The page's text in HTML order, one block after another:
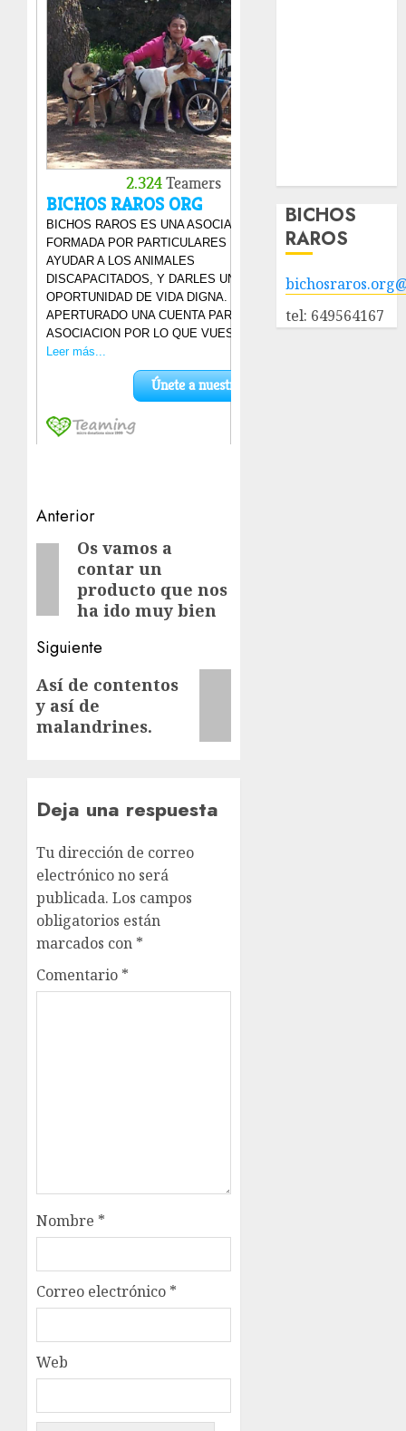
Navegación
de
entradas
Anterior
Entrada
anterior:
Os vamos a
contar un
producto que nos
ha ido muy bien
Siguiente
Siguiente
entrada:
Así de contentos
y así de
malandrines.
Deja una respuesta
Tu dirección de correo
electrónico no será
publicada. Los campos
obligatorios están
marcados con *
Comentario *
Nombre *
Correo electrónico *
Web
BICHOS
RAROS
tel: 649564167